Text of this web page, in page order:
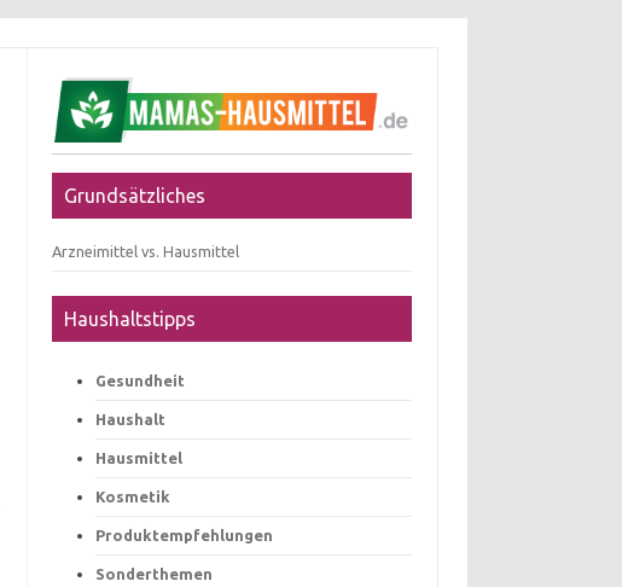
Grundsätzliches
Arzneimittel vs. Hausmittel
Haushaltstipps
Gesundheit
Haushalt
Hausmittel
Kosmetik
Produktempfehlungen
Sonderthemen